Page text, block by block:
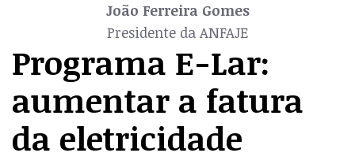
João Ferreira Gomes
Presidente da ANFAJE
Programa E-Lar:
aumentar a fatura
da eletricidade